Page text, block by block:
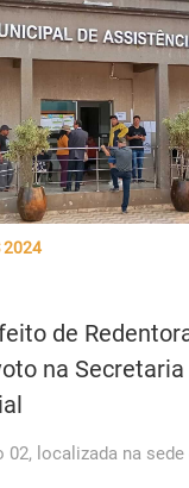
2024
de
na Secretaria
localizada na sede